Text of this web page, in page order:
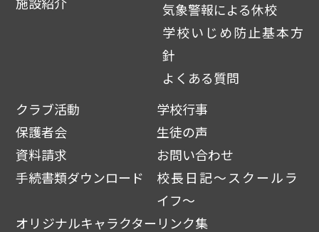
気象警報による休校
学校いじめ防止基本方
針
よくある質問
クラブ活動
学校行事
保護者会
生徒の声
資料請求
お問い合わせ
手続書類ダウンロード
校長日記～スクールラ
イフ～
オリジナルキャラクター リンク集